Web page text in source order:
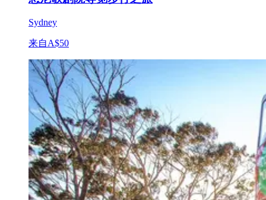
Sydney
来自A$50